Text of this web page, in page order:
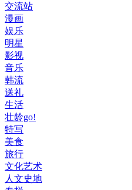
交流站
漫画
娱乐
明星
影视
音乐
韩流
送礼
生活
壮龄go!
特写
美食
旅行
文化艺术
人文史地